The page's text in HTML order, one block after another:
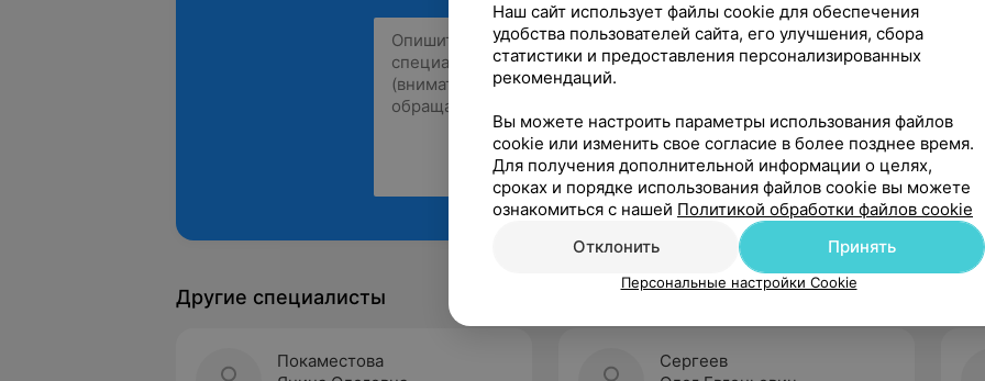
Рекомендую
Другие специалисты
Покаместова
Сергеев
Наш сайт использует файлы cookie для обеспечения
удобства пользователей сайта, его улучшения, сбора
статистики и предоставления персонализированных
рекомендаций.
Вы можете настроить параметры использования файлов
cookie или изменить свое согласие в более позднее время.
Для получения дополнительной информации о целях,
сроках и порядке использования файлов cookie вы можете
ознакомиться с нашей Политикой обработки файлов cookie
Отклонить
Принять
Персональные настройки Cookie